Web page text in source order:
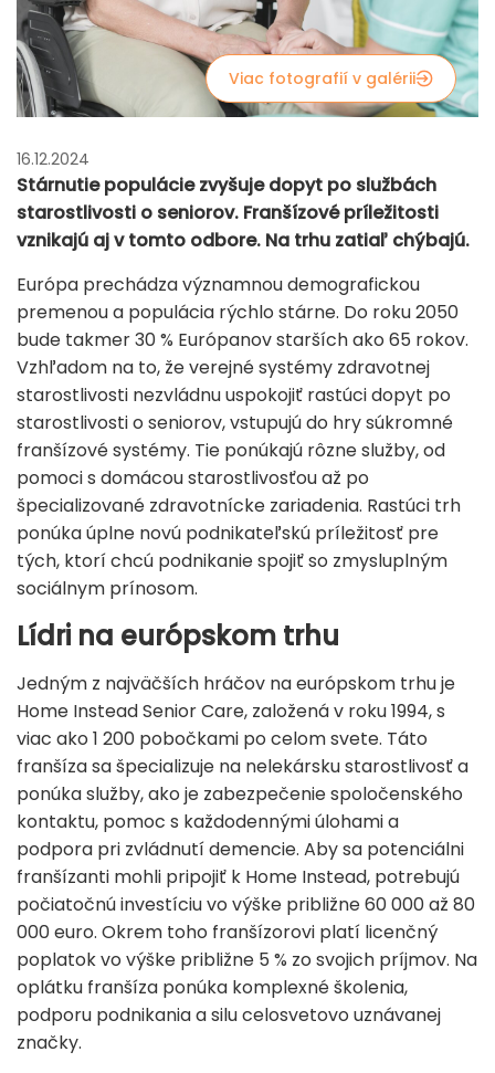
Viac fotografií v galérii
16.12.2024
Stárnutie populácie zvyšuje dopyt po službách
starostlivosti o seniorov. Franšízové príležitosti
vznikajú aj v tomto odbore. Na trhu zatiaľ chýbajú.
Európa prechádza významnou demografickou
premenou a populácia rýchlo stárne. Do roku 2050
bude takmer 30 % Európanov starších ako 65 rokov.
Vzhľadom na to, že verejné systémy zdravotnej
starostlivosti nezvládnu uspokojiť rastúci dopyt po
starostlivosti o seniorov, vstupujú do hry súkromné ​​
franšízové ​​systémy. Tie ponúkajú rôzne služby, od
pomoci s domácou starostlivosťou až po
špecializované zdravotnícke zariadenia. Rastúci trh
ponúka úplne novú podnikateľskú príležitosť pre
tých, ktorí chcú podnikanie spojiť so zmysluplným
sociálnym prínosom.
Lídri na európskom trhu
Jedným z najväčších hráčov na európskom trhu je
Home Instead Senior Care, založená v roku 1994, s
viac ako 1 200 pobočkami po celom svete. Táto
franšíza sa špecializuje na nelekársku starostlivosť a
ponúka služby, ako je zabezpečenie spoločenského
kontaktu, pomoc s každodennými úlohami a
podpora pri zvládnutí demencie. Aby sa potenciálni
franšízanti mohli pripojiť k Home Instead, potrebujú
počiatočnú investíciu vo výške približne 60 000 až 80
000 euro. Okrem toho franšízorovi platí licenčný
poplatok vo výške približne 5 % zo svojich príjmov. Na
oplátku franšíza ponúka komplexné školenia,
podporu podnikania a silu celosvetovo uznávanej
značky.